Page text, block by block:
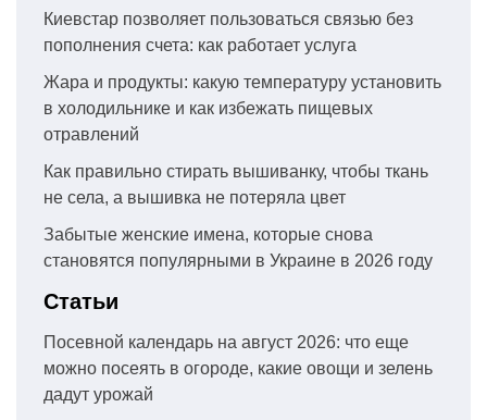
Киевстар позволяет пользоваться связью без
пополнения счета: как работает услуга
Жара и продукты: какую температуру установить
в холодильнике и как избежать пищевых
отравлений
Как правильно стирать вышиванку, чтобы ткань
не села, а вышивка не потеряла цвет
Забытые женские имена, которые снова
становятся популярными в Украине в 2026 году
Статьи
Посевной календарь на август 2026: что еще
можно посеять в огороде, какие овощи и зелень
дадут урожай